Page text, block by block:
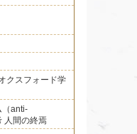
クスフォード学
（anti-
人間の終焉